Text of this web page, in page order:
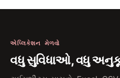
એપ્લિકેશન મેળવો
વધુ સુવિધાઓ, વધુ